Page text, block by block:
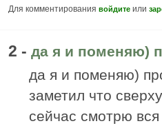
Для комментирования войдите или
2 - да я и поменяю)
да я и поменяю)
заметил что
сейчас смотрю